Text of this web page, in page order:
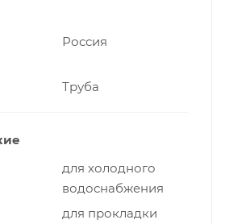
Россия
Труба
для холодного
водоснабжения
для прокладки